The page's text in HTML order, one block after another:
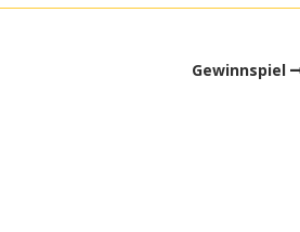
Gewinnspiel